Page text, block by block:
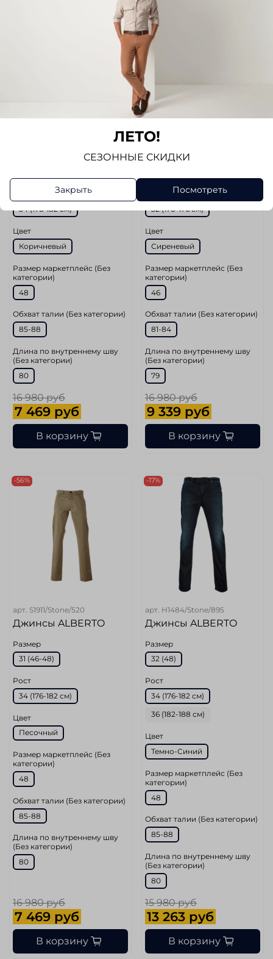
34 (176-182 см)
Цвет
Коричневый
Размер маркетплейс (Без
категории)
48
Обхват талии (Без категории)
85-88
Длина по внутреннему шву
(Без категории)
80
16 980 руб
7 469 руб
В корзину
Джинсы ALBERTO
Размер
32 (170-176 cм)
Цвет
Сиреневый
Размер маркетплейс (Без
категории)
46
Обхват талии (Без категории)
81-84
Длина по внутреннему шву
(Без категории)
79
16 980 руб
9 339 руб
В корзину
-56%
арт. S1911/Stone/520
Джинсы ALBERTO
Размер
31 (46-48)
Рост
34 (176-182 см)
Цвет
Песочный
Размер маркетплейс (Без
категории)
48
Обхват талии (Без категории)
85-88
Длина по внутреннему шву
(Без категории)
80
16 980 руб
7 469 руб
В корзину
-17%
арт. H1484/Stone/895
Джинсы ALBERTO
Размер
32 (48)
Рост
34 (176-182 см)
36 (182-188 см)
Цвет
Темно-Синий
Размер маркетплейс (Без
категории)
48
Обхват талии (Без категории)
85-88
Длина по внутреннему шву
(Без категории)
80
15 980 руб
13 263 руб
В корзину
ЛЕТО!
СЕЗОННЫЕ СКИДКИ
Закрыть Посмотреть